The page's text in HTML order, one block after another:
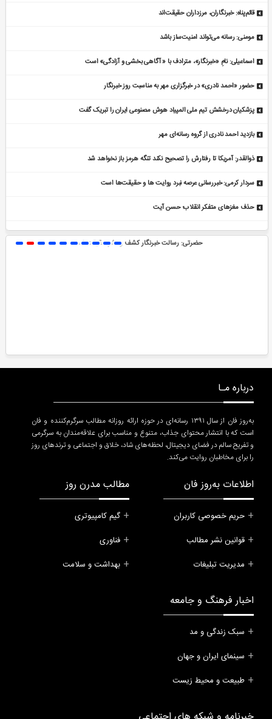
قائم‌پناه: ‏خبرنگاران، مرزداران حقیقت‌اند
مومنی: رسانه می‌تواند امنیت‌ساز باشد
اسماعیلی: نامِ «خبرنگار»، مترادف با « آگاهی بخشی و آزادگی» است
حضور «احمد نادری» در خبرگزاری مهر به مناسبت روز خبرنگار
پزشکیان درخشش تیم ملی المپیاد هوش مصنوعی ایران را تبریک گفت
بازدید احمد نادری از گروه رسانه‌ای مهر
ذوالقدر: آمریکا تا رفتارش را تصحیح نکند تنگه هرمز باز نخواهد شد
سردار کرمی: خبررسانی عرصه نبرد روایت ها و حقیقت‌ها است
حذف مغزهای متفکر انقلاب؛ حسن آیت
حضرتی: رسالت خبرنگار کشف و نشر حقیقت است
درباره مـا
به‌روز فان از سال ۱۳۹۱ رسانه‌ای در حوزه ارائه روزانه مطالب سرگرم‌کننده و فان
است که با انتشار محتوای جذاب، متنوع و مناسب برای علاقه‌مندان به سرگرمی
و تفریح سالم در فضای دیجیتال، لحظه‌های شاد، خلاق و اجتماعی و ترندهای روز
را برای مخاطبان روایت می‌کند.
اطلاعات به‌روز فان
حریم خصوصی کاربران
قوانین نشر مطالب
مدیریت تبلیغات
مطالب مدرن روز
گیم کامپیوتری
فناوری
بهداشت و سلامت
اخبار فرهنگ و جامعه
سبک زندگی و مد
سینمای ایران و جهان
طبیعت و محیط زیست